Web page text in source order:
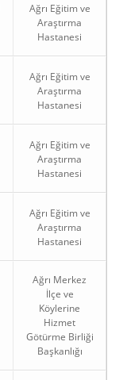
Ağrı Eğitim ve
Araştırma
Hastanesi
Ağrı Eğitim ve
Araştırma
Hastanesi
Ağrı Eğitim ve
Araştırma
Hastanesi
Ağrı Eğitim ve
Araştırma
Hastanesi
Ağrı Merkez
İlçe ve
Köylerine
Hizmet
Götürme Birliği
Başkanlığı